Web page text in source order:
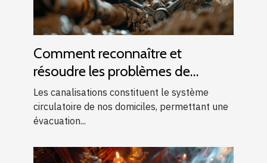
Comment reconnaître et
résoudre les problèmes de
canalisations bouchées
Les canalisations constituent le système
circulatoire de nos domiciles, permettant une
évacuation...